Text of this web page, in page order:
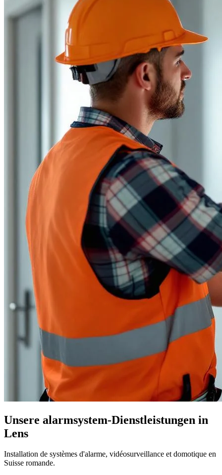
Unsere alarmsystem-Dienstleistungen in
Lens
Installation de systèmes d'alarme, vidéosurveillance et domotique en
Suisse romande.